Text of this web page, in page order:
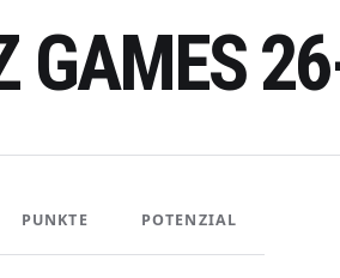
GAMES
PUNKTE POTENZIAL